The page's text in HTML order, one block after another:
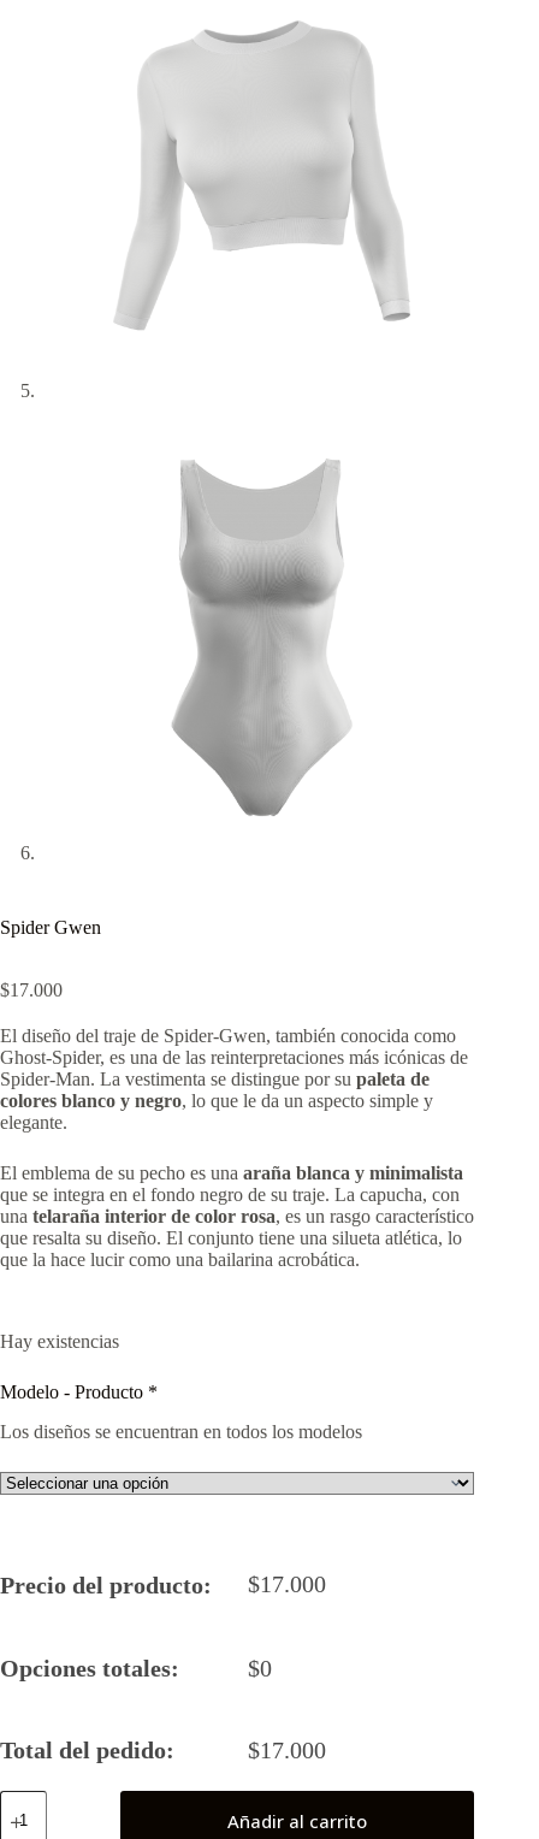
Spider Gwen
$17.000
El diseño del traje de Spider-Gwen, también conocida como
Ghost-Spider, es una de las reinterpretaciones más icónicas de
Spider-Man. La vestimenta se distingue por su paleta de
colores blanco y negro, lo que le da un aspecto simple y
elegante.
El emblema de su pecho es una araña blanca y minimalista
que se integra en el fondo negro de su traje. La capucha, con
una telaraña interior de color rosa, es un rasgo característico
que resalta su diseño. El conjunto tiene una silueta atlética, lo
que la hace lucir como una bailarina acrobática.
Hay existencias
Modelo - Producto *
Los diseños se encuentran en todos los modelos
Precio del producto: $17.000
Opciones totales: $0
Total del pedido: $17.000
Spider
Gwen
Añadir al carrito